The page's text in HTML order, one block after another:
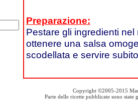
Preparazione:
Pestare gli ingredienti
ottenere una salsa
scodellata e servire
Copyright ©2005-2015
Parte delle ricette pubblicate sono state